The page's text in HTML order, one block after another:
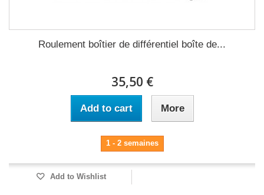
Roulement boîtier de différentiel boîte de...
35,50 €
Add to cart More
1 - 2 semaines
Add to Wishlist